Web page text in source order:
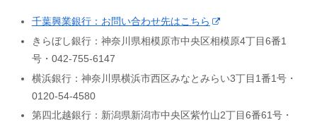
千葉興業銀行：お問い合わせ先はこちら
きらぼし銀行：神奈川県相模原市中央区相模原4丁目6番1
号・042-755-6147
横浜銀行：神奈川県横浜市西区みなとみらい3丁目1番1号・
0120-54-4580
第四北越銀行：新潟県新潟市中央区紫竹山2丁目6番61号・